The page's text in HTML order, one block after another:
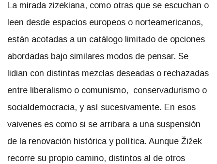
La mirada zizekiana, como otras que se escuchan o
leen desde espacios europeos o norteamericanos,
están acotadas a un catálogo limitado de opciones
abordadas bajo similares modos de pensar. Se
lidian con distintas mezclas deseadas o rechazadas
entre liberalismo o comunismo, conservadurismo o
socialdemocracia, y así sucesivamente. En esos
vaivenes es como si se arribara a una suspensión
de la renovación histórica y política. Aunque Žižek
recorre su propio camino, distintos al de otros